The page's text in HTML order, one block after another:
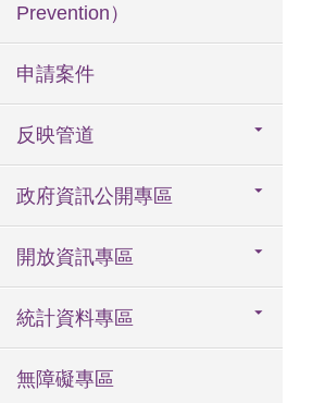
Prevention）
申請案件
反映管道
政府資訊公開專區
開放資訊專區
統計資料專區
無障礙專區